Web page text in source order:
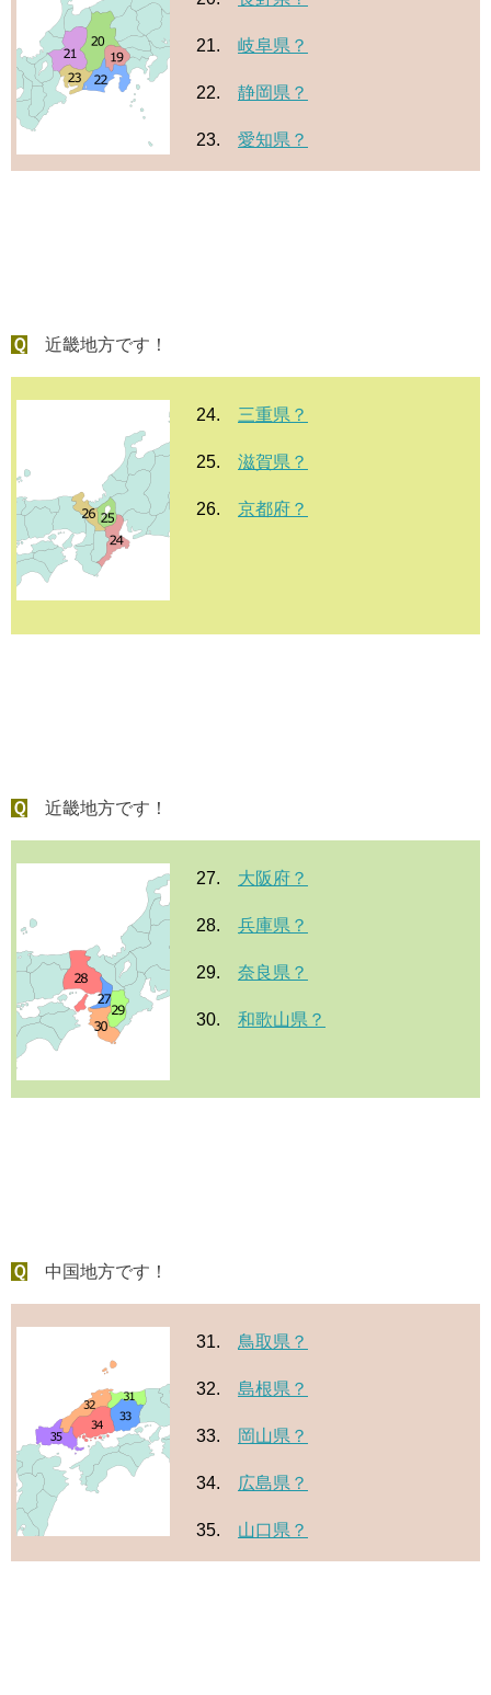
21. 岐阜県？
22. 静岡県？
23. 愛知県？
Ｑ 近畿地方です！
24. 三重県？
25. 滋賀県？
26. 京都府？
Ｑ 近畿地方です！
27. 大阪府？
28. 兵庫県？
29. 奈良県？
30. 和歌山県？
Ｑ 中国地方です！
31. 鳥取県？
32. 島根県？
33. 岡山県？
34. 広島県？
35. 山口県？